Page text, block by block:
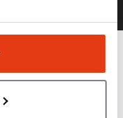
Métiers/AM
pas un
»
Mention Très